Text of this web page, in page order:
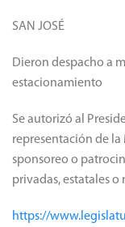
SAN JOSÉ
Dieron despacho a
estacionamiento
Se autorizó al
representación de
sponsoreo o
privadas, estatales o
https://